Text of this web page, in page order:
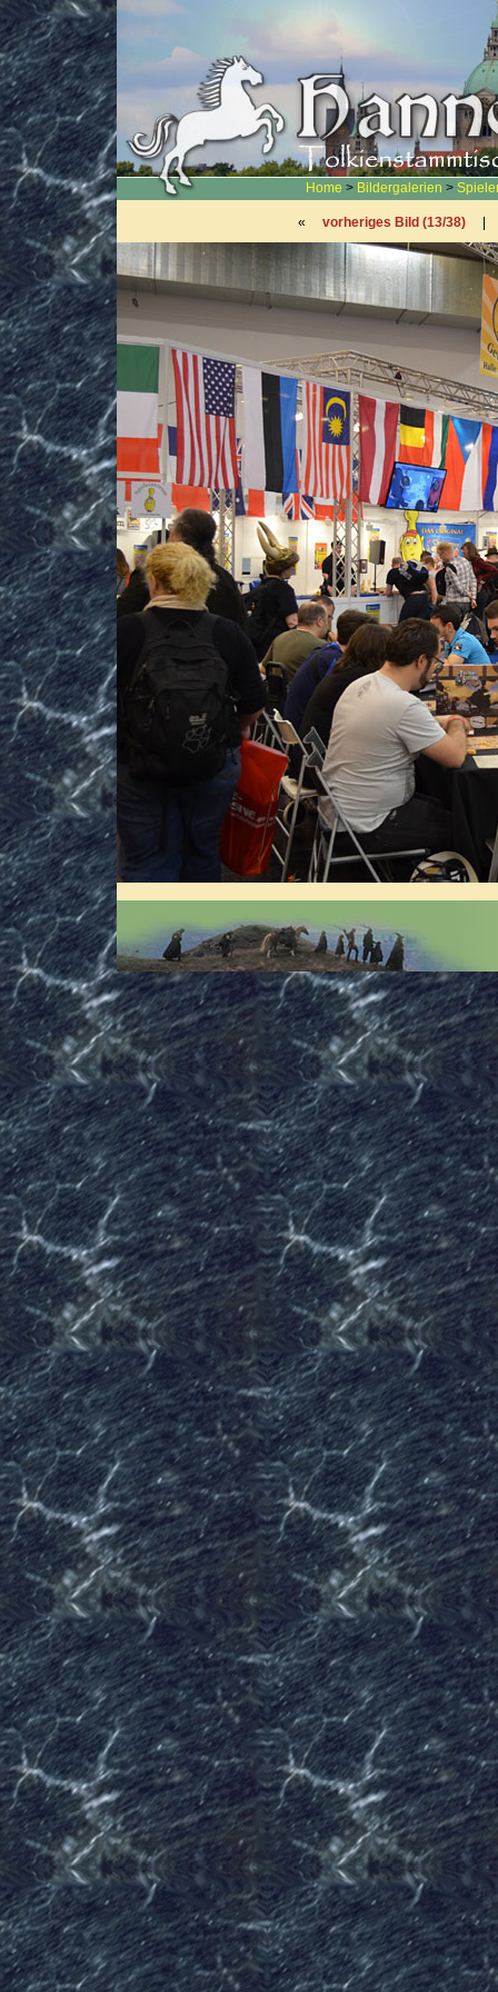
Home > Bildergalerien >
« vorheriges Bild (13/38)